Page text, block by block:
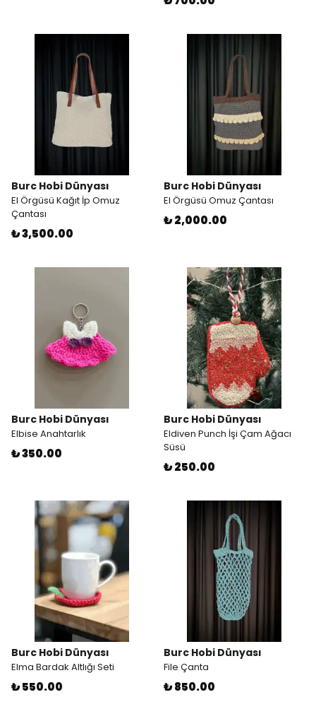
Burc Hobi Dünyası
El Örgüsü Kağıt İp Omuz
Çantası
₺ 3,500.00
Burc Hobi Dünyası
El Örgüsü Omuz Çantası
₺ 2,000.00
Burc Hobi Dünyası
Elbise Anahtarlık
₺ 350.00
Burc Hobi Dünyası
Eldiven Punch İşi Çam Ağacı
Süsü
₺ 250.00
Burc Hobi Dünyası
Elma Bardak Altlığı Seti
₺ 550.00
Burc Hobi Dünyası
File Çanta
₺ 850.00